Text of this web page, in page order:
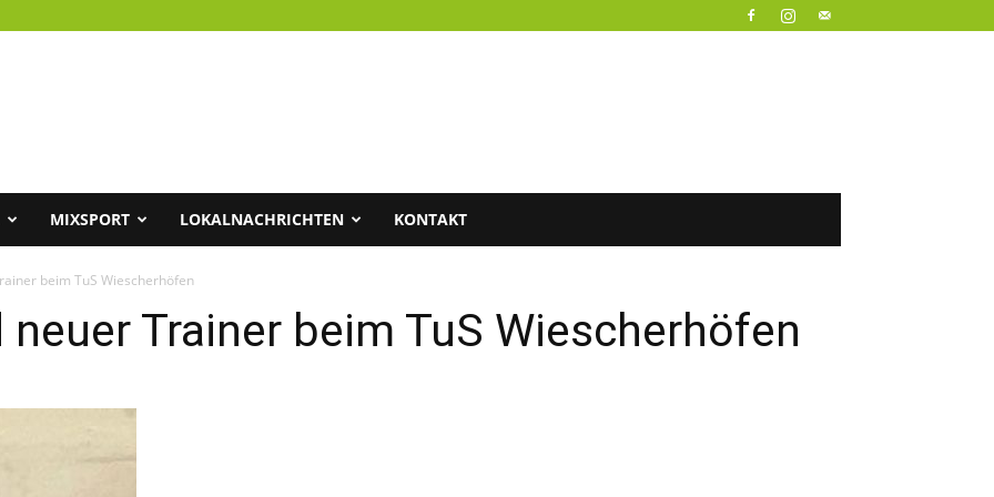
MIXSPORT LOKALNACHRICHTEN KONTAKT
beim TuS Wiescherhöfen
Trainer beim TuS Wiescherhöfen